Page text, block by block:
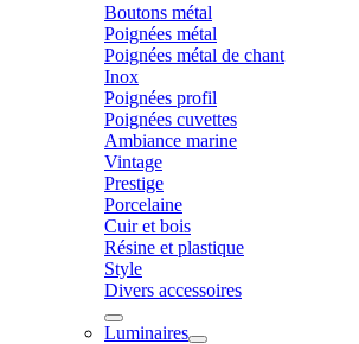
Boutons métal
Poignées métal
Poignées métal de chant
Inox
Poignées profil
Poignées cuvettes
Ambiance marine
Vintage
Prestige
Porcelaine
Cuir et bois
Résine et plastique
Style
Divers accessoires
Luminaires